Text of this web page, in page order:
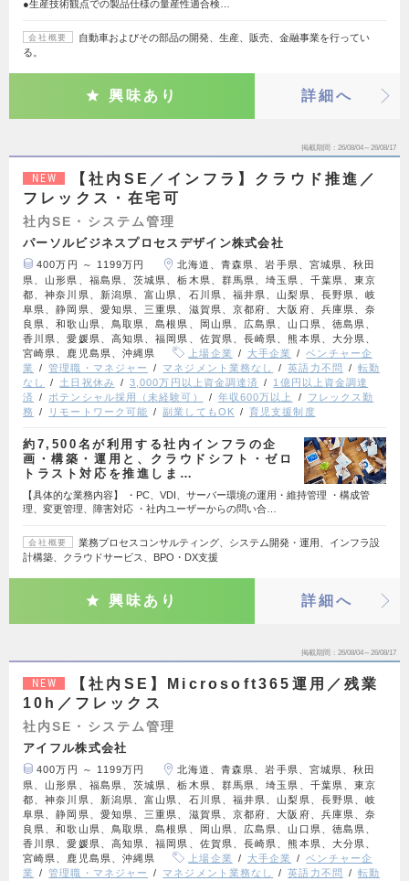
●生産技術観点での製品仕様の量産性適合検…
会社概要
自動車およびその部品の開発、生産、販売、金融事業を行ってい
る。
興味あり 詳細へ
掲載期間 26/08/04～26/08/17
NEW
【社内SE／インフラ】クラウド推進／
フレックス・在宅可
社内SE・システム管理
パーソルビジネスプロセスデザイン株式会社
400万円 ～ 1199万円
北海道、青森県、岩手県、宮城県、秋田
県、山形県、福島県、茨城県、栃木県、群馬県、埼玉県、千葉県、東京
都、神奈川県、新潟県、富山県、石川県、福井県、山梨県、長野県、岐
阜県、静岡県、愛知県、三重県、滋賀県、京都府、大阪府、兵庫県、奈
良県、和歌山県、鳥取県、島根県、岡山県、広島県、山口県、徳島県、
香川県、愛媛県、高知県、福岡県、佐賀県、長崎県、熊本県、大分県、
宮崎県、鹿児島県、沖縄県
上場企業 大手企業
ベンチャー企
業
管理職・マネジャー マネジメント業務なし 英語力不問
転勤
なし
土日祝休み 3,000万円以上資金調達済
1億円以上資金調達
済
ポテンシャル採用（未経験可） 年収600万以上
フレックス勤
務
リモートワーク可能 副業してもOK 育児支援制度
約7,500名が利用する社内インフラの企
画・構築・運用と、クラウドシフト・ゼロ
トラスト対応を推進しま…
【具体的な業務内容】 ・PC、VDI、サーバー環境の運用・維持管理 ・構成管
理、変更管理、障害対応 ・社内ユーザーからの問い合…
会社概要
業務プロセスコンサルティング、システム開発・運用、インフラ設
計構築、クラウドサービス、BPO・DX支援
興味あり 詳細へ
掲載期間 26/08/04～26/08/17
NEW
【社内SE】Microsoft365運用／残業
10h／フレックス
社内SE・システム管理
アイフル株式会社
400万円 ～ 1199万円
北海道、青森県、岩手県、宮城県、秋田
県、山形県、福島県、茨城県、栃木県、群馬県、埼玉県、千葉県、東京
都、神奈川県、新潟県、富山県、石川県、福井県、山梨県、長野県、岐
阜県、静岡県、愛知県、三重県、滋賀県、京都府、大阪府、兵庫県、奈
良県、和歌山県、鳥取県、島根県、岡山県、広島県、山口県、徳島県、
香川県、愛媛県、高知県、福岡県、佐賀県、長崎県、熊本県、大分県、
宮崎県、鹿児島県、沖縄県
上場企業 大手企業
ベンチャー企
業
管理職・マネジャー マネジメント業務なし 英語力不問
転勤